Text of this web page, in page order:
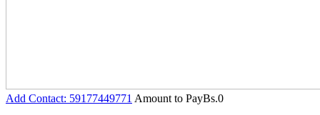
Add Contact: 59177449771 Amount to PayBs.0